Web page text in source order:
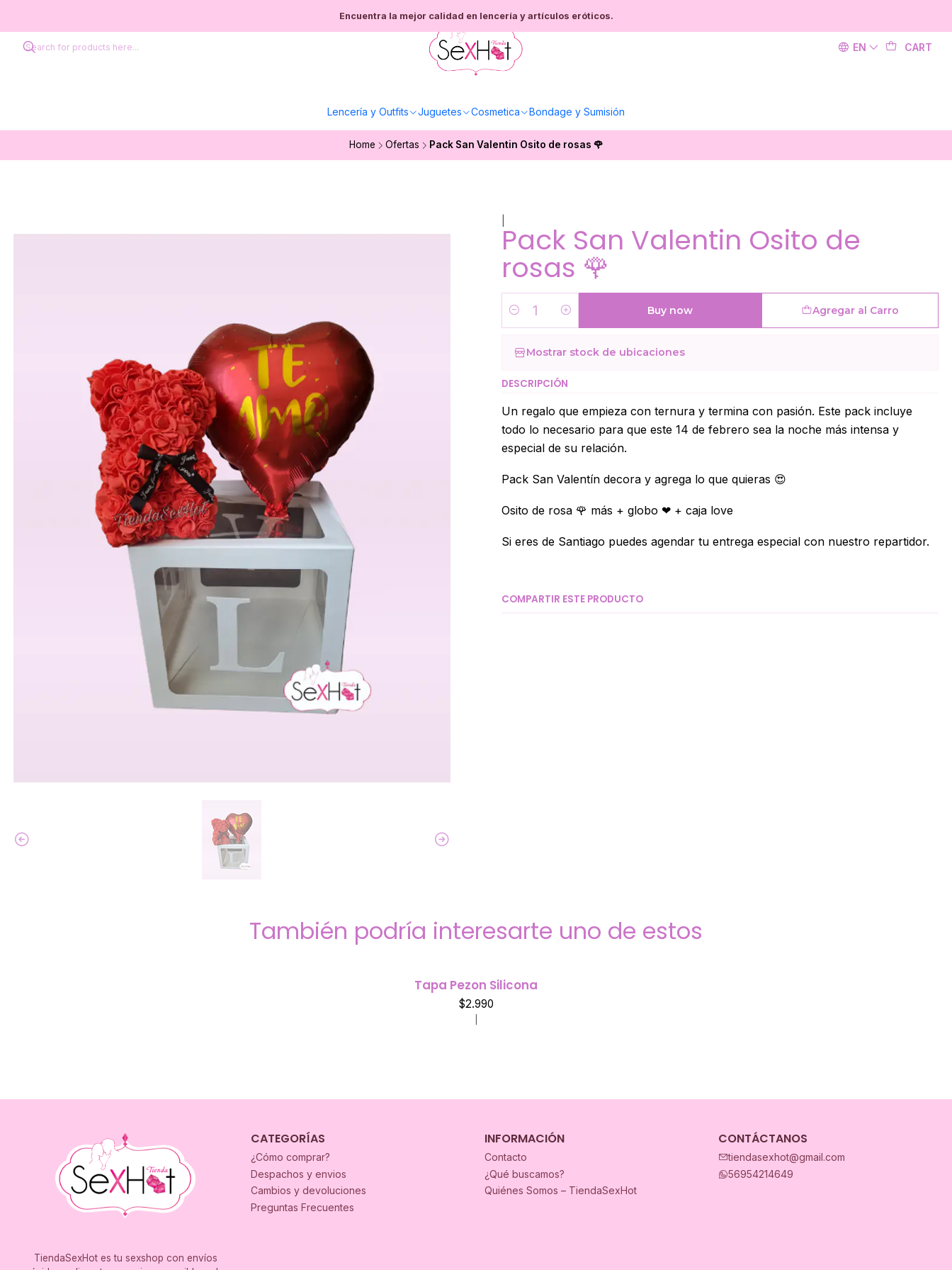
EN CART
Lencería y Outfits Juguetes Cosmetica Bondage y Sumisión
Encuentra la mejor calidad en lencería y artículos eróticos.
Home Ofertas Pack San Valentin Osito de rosas 🌹
Pack San Valentin Osito de
rosas 🌹
Cantidad
Agregar al Carro
Buy now
Mostrar stock de ubicaciones
DESCRIPCIÓN
Un regalo que empieza con ternura y termina con pasión. Este pack incluye
todo lo necesario para que este 14 de febrero sea la noche más intensa y
especial de su relación.
Pack San Valentín decora y agrega lo que quieras 😍
Osito de rosa 🌹 más + globo ❤ + caja love
Si eres de Santiago puedes agendar tu entrega especial con nuestro repartidor.
COMPARTIR ESTE PRODUCTO
También podría interesarte uno de estos
Tapa Pezon Silicona
$2.990
TiendaSexHot es tu sexshop con envíos
CATEGORÍAS
¿Cómo comprar?
Despachos y envios
Cambios y devoluciones
Preguntas Frecuentes
INFORMACIÓN
Contacto
¿Qué buscamos?
Quiénes Somos – TiendaSexHot
CONTÁCTANOS
tiendasexhot@gmail.com
56954214649